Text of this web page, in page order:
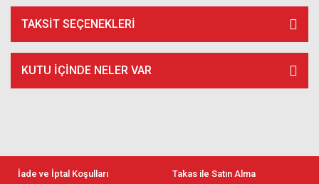
TAKSIT SEÇENEKLERI
KUTU İÇİNDE NELER VAR
İade ve İptal Koşulları Takas ile Satın Alma